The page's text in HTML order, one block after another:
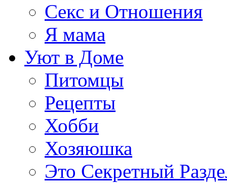
Секс и Отношения
Я мама
Уют в Доме
Питомцы
Рецепты
Хобби
Хозяюшка
Это Секретный